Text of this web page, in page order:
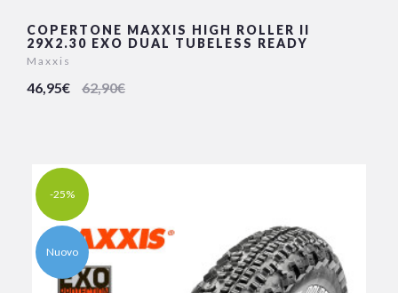
COPERTONE MAXXIS HIGH ROLLER II
29X2.30 EXO DUAL TUBELESS READY
Maxxis
46,95€ 62,90€
-25%
Nuovo